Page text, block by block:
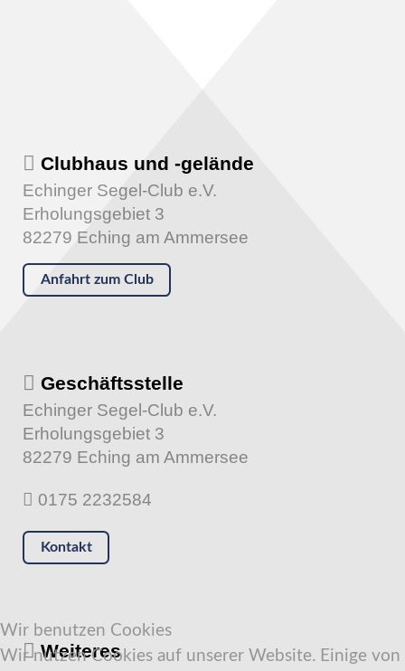
Clubhaus und -gelände
Echinger Segel-Club e.V.
Erholungsgebiet 3
82279 Eching am Ammersee
Anfahrt zum Club
Geschäftsstelle
Echinger Segel-Club e.V.
Erholungsgebiet 3
82279 Eching am Ammersee
0175 2232584
Kontakt
Weiteres
Wir benutzen Cookies
Wir nutzen Cookies auf unserer Website. Einige von